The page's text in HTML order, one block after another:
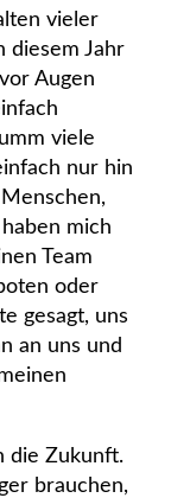
vieler
diesem Jahr
Augen
viele
nur hin
mich
Team
oder
gesagt, uns
an uns und
die Zukunft.
brauchen,